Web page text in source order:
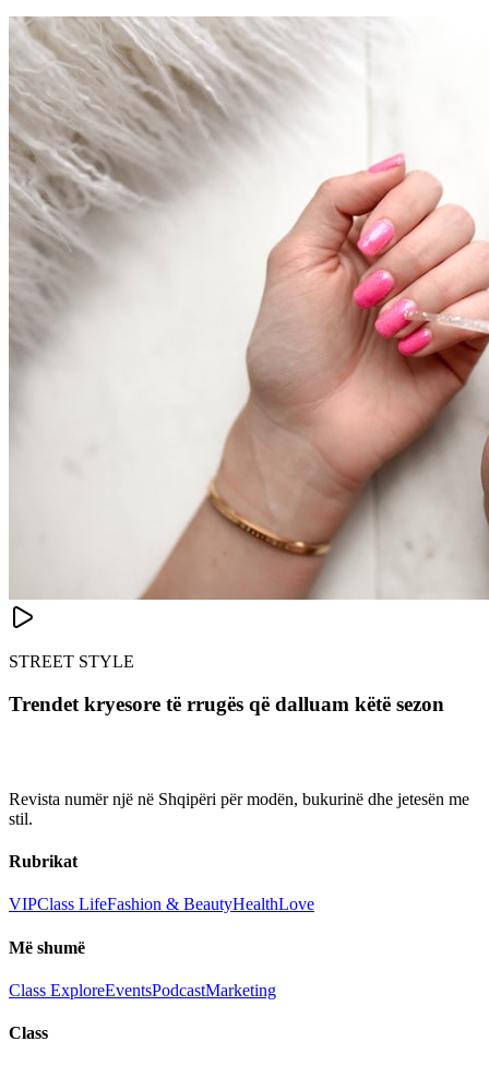
STREET STYLE
Trendet kryesore të rrugës që dalluam këtë sezon
Revista numër një në Shqipëri për modën, bukurinë dhe jetesën me
stil.
Rubrikat
VIPClass LifeFashion & BeautyHealthLove
Më shumë
Class ExploreEventsPodcastMarketing
Class